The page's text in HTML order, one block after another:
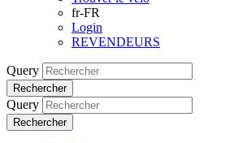
fr-FR
Login
REVENDEURS
Query
Rechercher
Query
Rechercher